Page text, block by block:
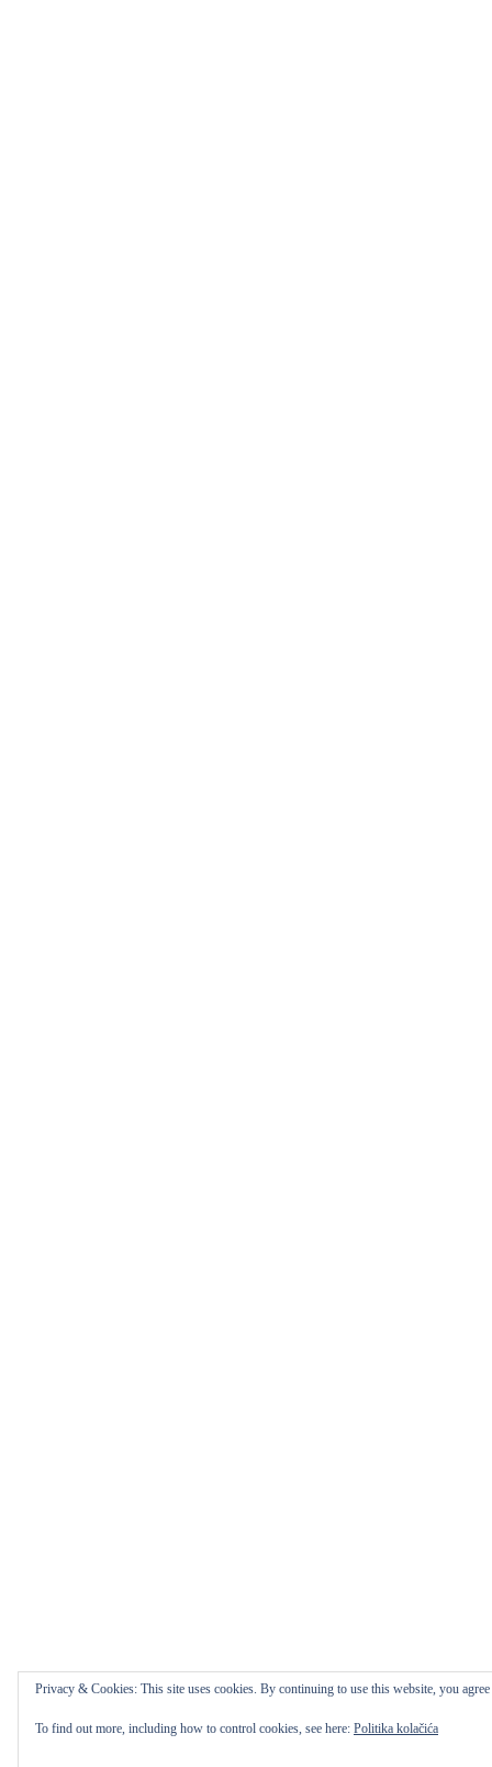
Privacy & Cookies: This site uses cookies. By continuing to use this website, you
To find out more, including how to control cookies, see here: Politika kolačića